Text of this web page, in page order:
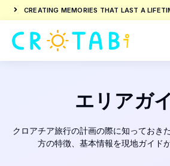
CREATING MEMORIES THAT LAST A
エリアガ
クロアチア旅行の計画の際に知っておき
方の特徴、基本情報を現地ガイド